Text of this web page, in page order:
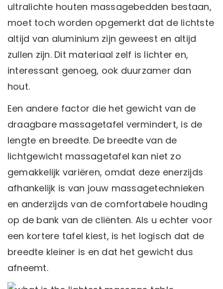
ultralichte houten massagebedden bestaan,
moet toch worden opgemerkt dat de lichtste
altijd van aluminium zijn geweest en altijd
zullen zijn. Dit materiaal zelf is lichter en,
interessant genoeg, ook duurzamer dan
hout.
Een andere factor die het gewicht van de
draagbare massagetafel vermindert, is de
lengte en breedte. De breedte van de
lichtgewicht massagetafel kan niet zo
gemakkelijk variëren, omdat deze enerzijds
afhankelijk is van jouw massagetechnieken
en anderzijds van de comfortabele houding
op de bank van de cliënten. Als u echter voor
een kortere tafel kiest, is het logisch dat de
breedte kleiner is en dat het gewicht dus
afneemt.